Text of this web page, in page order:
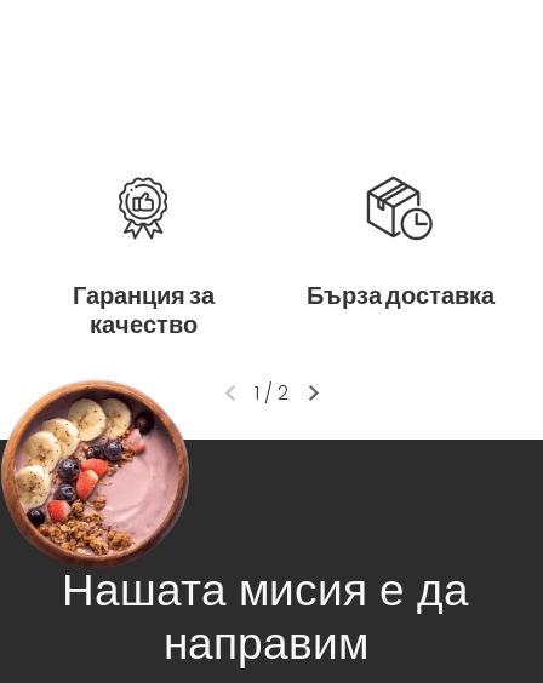
Гаранция за
качество
Бърза доставка
1 / 2
Нашата мисия е да
направим